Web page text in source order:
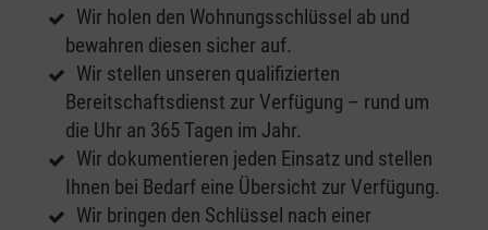
Wir holen den Wohnungsschlüssel ab und
bewahren diesen sicher auf.
Wir stellen unseren qualifizierten
Bereitschaftsdienst zur Verfügung – rund um
die Uhr an 365 Tagen im Jahr.
Wir dokumentieren jeden Einsatz und stellen
Ihnen bei Bedarf eine Übersicht zur Verfügung.
Wir bringen den Schlüssel nach einer